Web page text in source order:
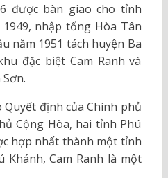
được bàn giao cho tỉnh
nhập tổng Hòa Tân
năm 1951 tách huyện Ba
đặc biệt Cam Ranh và
Quyết định của Chính phủ
Cộng Hòa, hai tỉnh Phú
hợp nhất thành một tỉnh
Khánh, Cam Ranh là một